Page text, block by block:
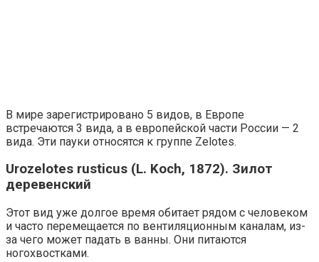
В мире зарегистрировано 5 видов, в Европе
встречаются 3 вида, а в европейской части России — 2
вида. Эти пауки относятся к группе Zelotes.
Urozelotes rusticus (L. Koch, 1872). Зилот
деревенский
Этот вид уже долгое время обитает рядом с человеком
и часто перемещается по вентиляционным каналам, из-
за чего может падать в ванны. Они питаются
ногохвостками.